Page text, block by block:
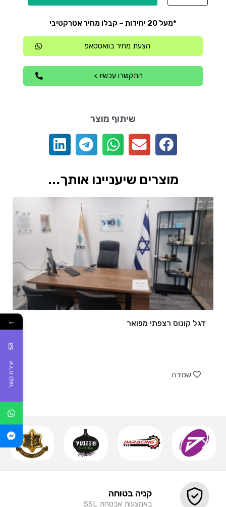
*מעל 20 יחידות – קבלו מחיר אטרקטיבי
הצעת מחיר בוואטסאפ
התקשרו עכשיו >
שיתוף מוצר
מוצרים שיעניינו אותך...
דגל קונוס רצפתי מפואר
שמירה
קניה בטוחה
באמצעות אבטחת SSL
←
יצירת קשר